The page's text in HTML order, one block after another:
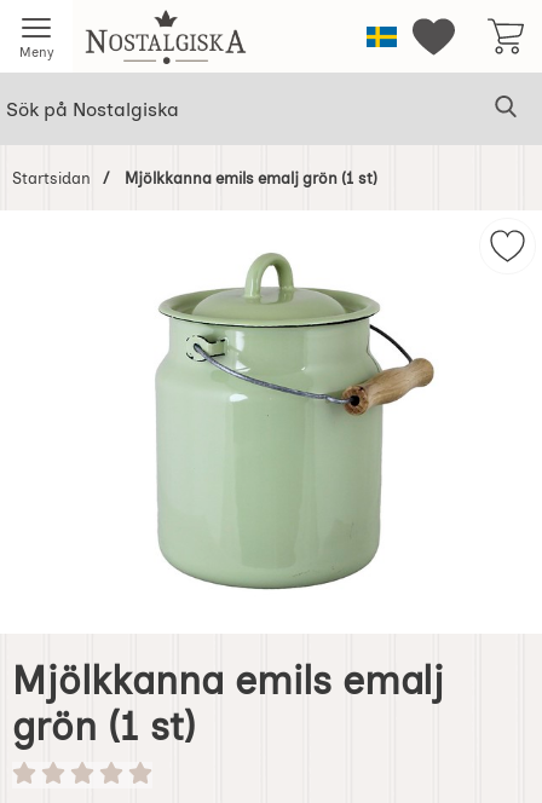
Meny Startsidan för NostalgiskaSverigeMina
Startsidan Mjölkkanna emils emalj grön (1 st)
Mjölkkanna emils emalj
grön (1 st)